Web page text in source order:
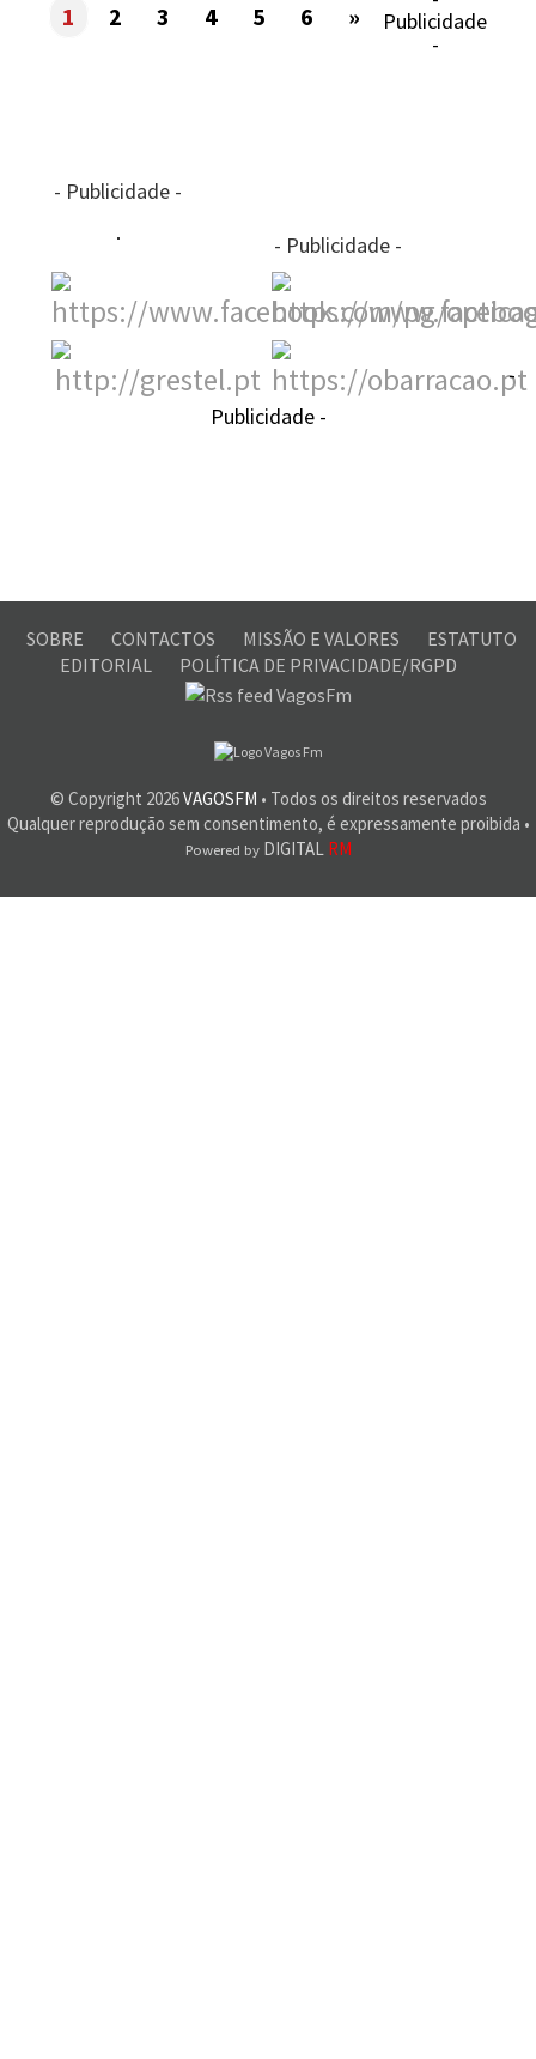
1 2 3 4 5 6 »
Publicidade
-
- Publicidade -
- Publicidade -
-
Publicidade -
SOBRE CONTACTOS MISSÃO E VALORES
ESTATUTO
EDITORIAL
POLÍTICA DE PRIVACIDADE/RGPD
© Copyright 2026VAGOSFM • Todos os direitos reservados
Qualquer reprodução sem consentimento, é expressamente proibida •
Powered byDIGITAL RM